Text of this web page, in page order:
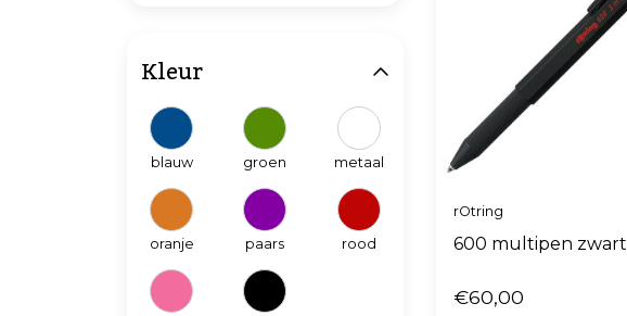
rOtring
600 multipen zwart
€60,00
Kleur
blauw groen metaal
oranje paars rood